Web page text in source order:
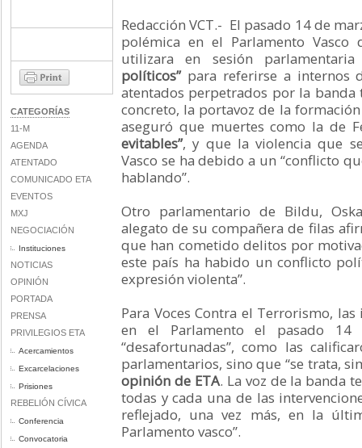
CATEGORÍAS
11-M
AGENDA
ATENTADO
COMUNICADO ETA
EVENTOS
MXJ
NEGOCIACIÓN
Instituciones
NOTICIAS
OPINIÓN
PORTADA
PRENSA
PRIVILEGIOS ETA
Acercamientos
Excarcelaciones
Prisiones
REBELIÓN CÍVICA
Conferencia
Convocatoria
Redacción VCT.- El pasado 14 de
polémica en el Parlamento
utilizara en sesión
políticos”para referirse a internos
atentados perpetrados por la banda
concreto, la portavoz de la
aseguró que muertes como la de
evitables”, y que la violencia que
Vasco se ha debido a un “conflicto
hablando”.
Otro parlamentario de Bildu,
alegato de su compañera de filas
que han cometido delitos por
este país ha habido un conflicto
expresión violenta”.
Para Voces Contra el Terrorismo,
en el Parlamento el pasado
“desafortunadas”, como las
parlamentarios, sino que “se trata,
opinión de ETA. La voz de la banda
todas y cada una de las
reflejado, una vez más, en la
Parlamento vasco”.